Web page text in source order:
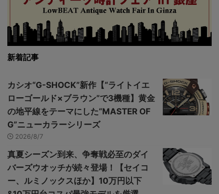
新着記事
カシオ“G-SHOCK”新作【“ライトイエ
ローゴールド×ブラウン”で3機種】黄金
の地平線をテーマにした“MASTER OF
G”ニューカラーシリーズ
2026/8/7
真夏シーズン到来、争奪戦必至のダイ
バーズウオッチが続々登場！【セイコ
ー、ルミノックスほか】10万円以下